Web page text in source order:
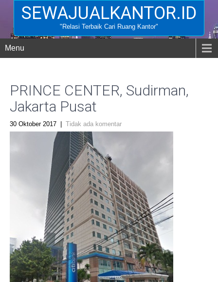
SEWAJUALKANTOR.ID
"Relasi Terbaik Cari Ruang Kantor"
Menu
PRINCE CENTER, Sudirman,
Jakarta Pusat
30 Oktober 2017 Tidak ada komentar